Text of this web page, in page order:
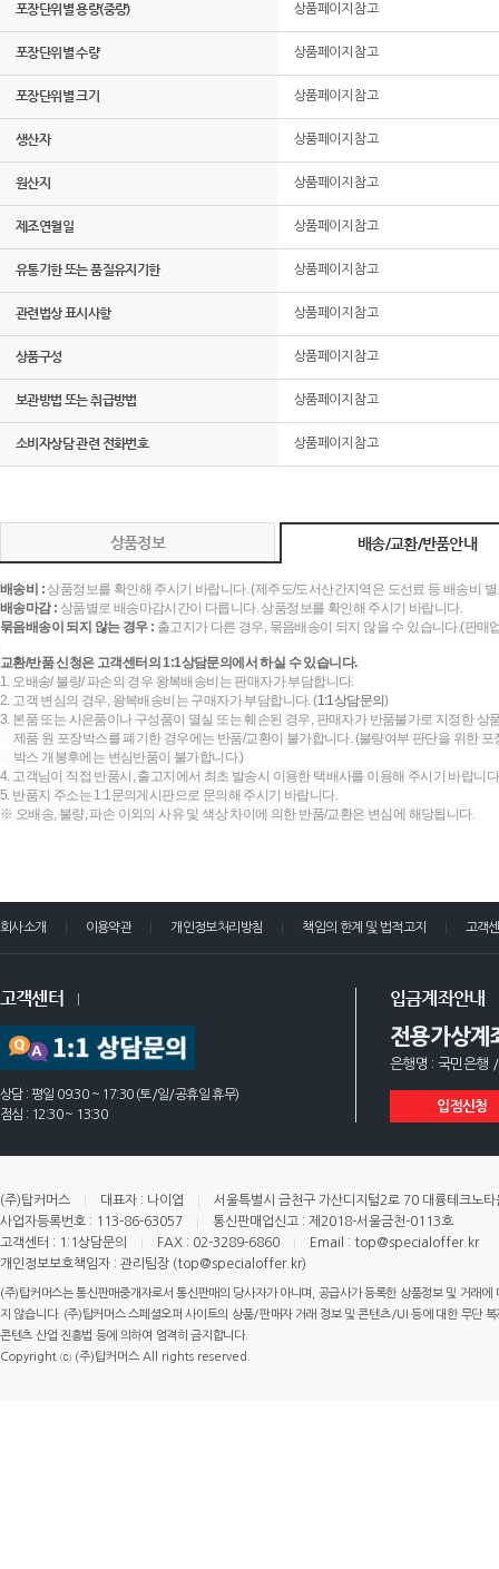
포장단위별 용량(중량) 상품페이지 참고
포장단위별 수량 상품페이지 참고
포장단위별 크기 상품페이지 참고
생산자 상품페이지 참고
원산지 상품페이지 참고
제조연월일 상품페이지 참고
유통기한 또는 품질유지기한 상품페이지 참고
관련법상 표시사항 상품페이지 참고
상품구성 상품페이지 참고
보관방법 또는 취급방법 상품페이지 참고
소비자상담 관련 전화번호 상품페이지 참고
상품정보 배송/교환/반품안내
배송비 :상품정보를 확인해 주시기 바랍니다. (제주도/도서산간지역은 도선료 등 배송비
배송마감 : 상품별로 배송마감시간이 다릅니다. 상품정보를 확인해 주시기 바랍니다.
묶음배송이 되지 않는 경우 : 출고지가 다른 경우, 묶음배송이 되지 않을 수 있습니다.(판
교환/반품 신청은 고객센터의 1:1상담문의에서 하실 수 있습니다.
1. 오배송/ 불량/ 파손의 경우 왕복배송비는 판매자가 부담합니다.
2. 고객 변심의 경우, 왕복배송비는 구매자가 부담합니다. (1:1상담문의)
3. 본품 또는 사은품이나 구성품이 멸실 또는 훼손된 경우, 판매자가 반품불가로 지정한 상
제품 원 포장박스를 폐기한 경우에는 반품/교환이 불가합니다. (불량여부 판단을 위한
박스 개봉후에는 변심반품이 불가합니다.)
4. 고객님이 직접 반품시, 출고지에서 최초 발송시 이용한 택배사를 이용해 주시기 바랍니
5. 반품지 주소는 1:1문의게시판으로 문의해 주시기 바랍니다.
※ 오배송, 불량, 파손 이외의 사유 및 색상 차이에 의한 반품/교환은 변심에 해당됩니다.
회사소개 이용약관 개인정보처리방침 책임의 한계 및 법적고지 고객
고객센터
상담 : 평일 09:30 ~ 17:30 (토/일/공휴일 휴무)
점심 : 12:30 ~ 13:30
입금계좌안내
전용가상계
은행명 : 국민은행
입점신청
(주)탑커머스 대표자 : 나이엽
서울특별시 금천구 가산디지털2로 70 대륭테크노
사업자등록번호 : 113-86-63057
통신판매업신고 : 제2018-서울금천-0113호
고객센터 : 1:1상담문의
FAX : 02-3289-6860
Email : top@specialoffer.kr
개인정보보호책임자 : 관리팀장 (top@specialoffer.kr)
(주)탑커머스는 통신판매중개자로서 통신판매의 당사자가 아니며, 공급사가 등록한 상품정보 및 거래
지 않습니다. (주)탑커머스 스페셜오퍼 사이트의 상품/판매자 거래 정보 및 콘텐츠/UI 등에 대한 무단
콘텐츠 산업 진흥법 등에 의하여 엄격히 금지합니다.
Copyright ⓒ (주)탑커머스 All rights reserved.